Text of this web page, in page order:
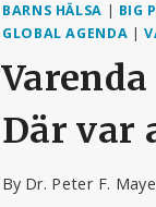
BARNS HÄLSA | BIG
GLOBAL AGENDA |
Där var
By Dr. Peter F.